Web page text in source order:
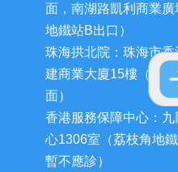
面，南湖路凱利商業
地鐵站B出口）
珠海拱北院：珠海市
建商業大廈15樓（近
面）
香港服務保障中心：
心1306室（荔枝角地
暫不應診）